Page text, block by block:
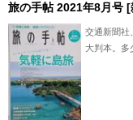
旅の手帖 2021年8月号 [
交通新聞社
大判本。多